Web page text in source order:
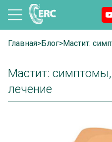
Главная> Блог> Мастит:
Мастит:
лечение